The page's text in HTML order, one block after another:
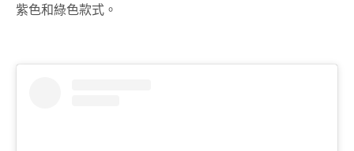
紫色和綠色款式。